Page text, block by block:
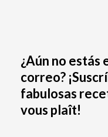
¿Aún no estás
correo?
fabulosas
vous plaît!